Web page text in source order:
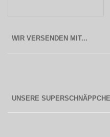
WIR VERSENDEN MIT...